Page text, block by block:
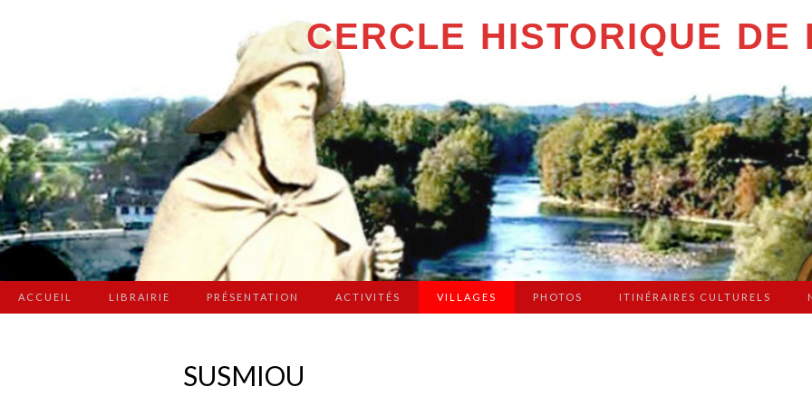
CERCLE HISTORIQUE DE
ACCUEIL LIBRAIRIE PRÉSENTATION ACTIVITÉS VILLAGES PHOTOS ITINÉRAIRES CULTURELS
SUSMIOU